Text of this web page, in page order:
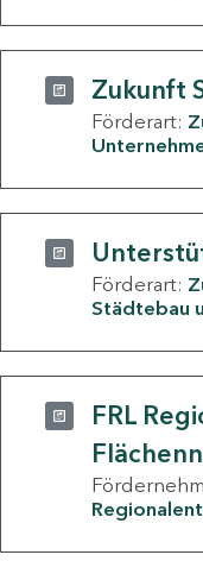
Zukunft
Förderart:
Förderart:
Städtebau
FRL